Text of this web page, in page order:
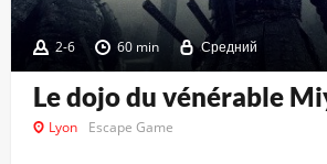
2-6 60 min Средний
Le dojo du vénérable
Lyon Escape Game